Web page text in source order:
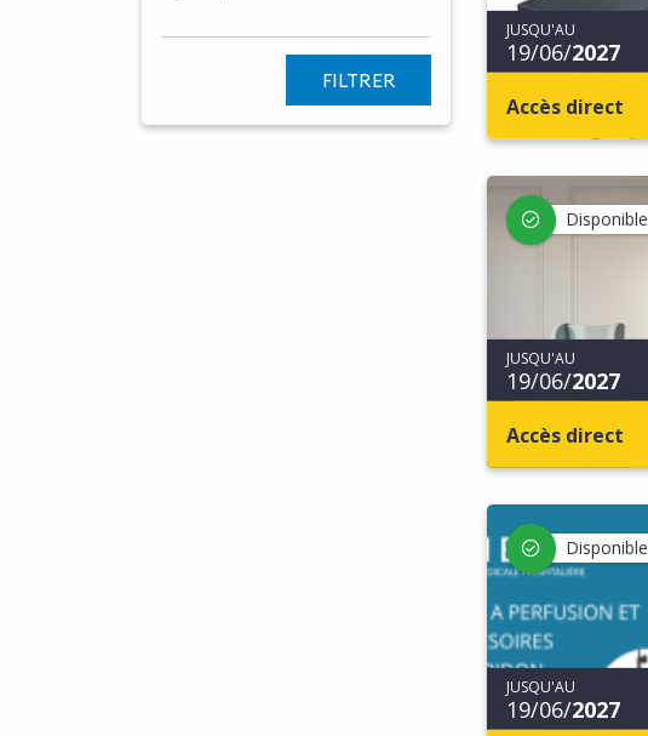
FILTRER
JUSQU'AU
19/06/2027
Accès direct
Disponible
JUSQU'AU
19/06/2027
Accès direct
Disponible
JUSQU'AU
19/06/2027